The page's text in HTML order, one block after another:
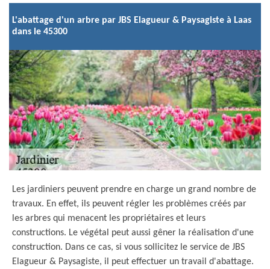
L'abattage d'un arbre par JBS Elagueur & Paysagiste à Laas
dans le 45300
Les jardiniers peuvent prendre en charge un grand nombre de
travaux. En effet, ils peuvent régler les problèmes créés par
les arbres qui menacent les propriétaires et leurs
constructions. Le végétal peut aussi gêner la réalisation d'une
construction. Dans ce cas, si vous sollicitez le service de JBS
Elagueur & Paysagiste, il peut effectuer un travail d'abattage.